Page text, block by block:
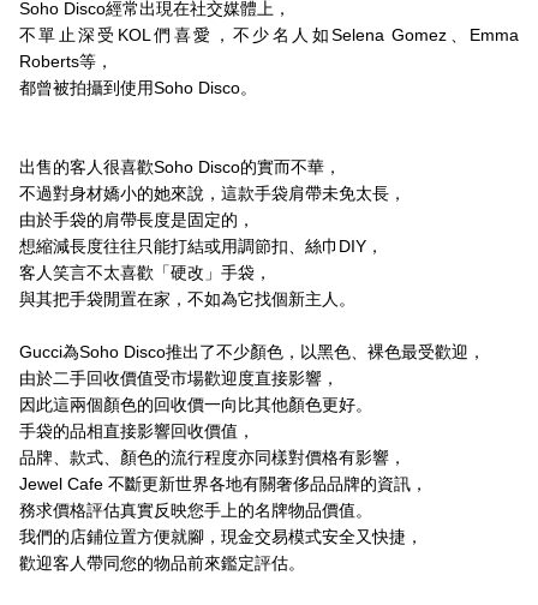
Soho Disco經常出現在社交媒體上，
不單止深受KOL們喜愛， 不少名人如Selena Gomez、Emma
Roberts等，
都曾被拍攝到使用Soho Disco。
出售的客人很喜歡Soho Disco的實而不華，
不過對身材嬌小的她來說，這款手袋肩帶未免太長，
由於手袋的肩帶長度是固定的，
想縮減長度往往只能打結或用調節扣、絲巾DIY，
客人笑言不太喜歡「硬改」手袋，
與其把手袋閒置在家，不如為它找個新主人。
Gucci為Soho Disco推出了不少顏色，以黑色、裸色最受歡迎，
由於二手回收價值受市場歡迎度直接影響，
因此這兩個顏色的回收價一向比其他顏色更好。
手袋的品相直接影響回收價值，
品牌、款式、顏色的流行程度亦同樣對價格有影響，
Jewel Cafe 不斷更新世界各地有關奢侈品品牌的資訊，
務求價格評估真實反映您手上的名牌物品價值。
我們的店鋪位置方便就腳，現金交易模式安全又快捷，
歡迎客人帶同您的物品前來鑑定評估。